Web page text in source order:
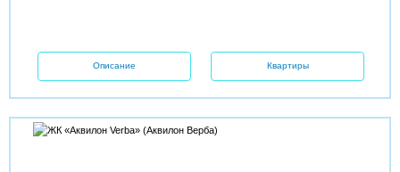
Описание Квартиры